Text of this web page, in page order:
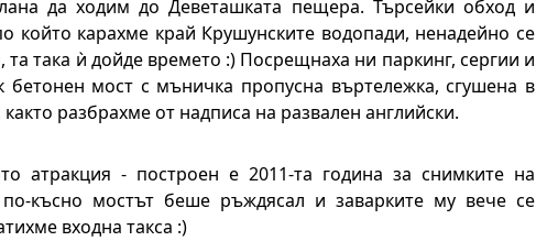
да ходим до Деветашката пещера. Търсейки обход и
който карахме край Крушунските водопади, ненадейно се
та така ѝ дойде времето :) Посрещнаха ни паркинг, сергии и
мост с мъничка пропусна въртележка, сгушена в
разбрахме от надписа на развален английски.
атракция - построен е 2011-та година за снимките на
късно мостът беше ръждясал и заварките му вече се
входна такса :)